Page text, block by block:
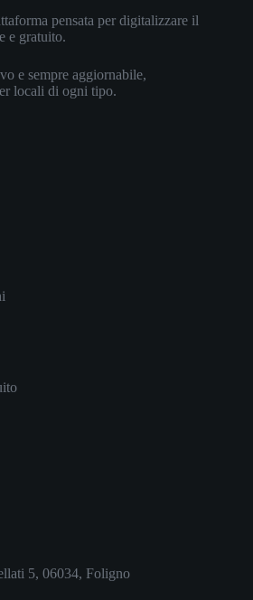
pensata per digitalizzare il
e gratuito.
e sempre aggiornabile,
locali di ogni tipo.
5, 06034, Foligno